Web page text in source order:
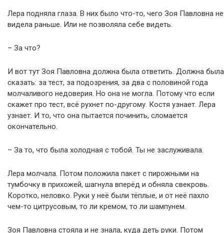
Лера подняла глаза. В них было что-то, чего Зоя Павловна не
видела раньше. Или не позволяла себе видеть.
– За что?
И вот тут Зоя Павловна должна была ответить. Должна была
сказать: за тест, за подозрения, за два с половиной года
молчаливого недоверия. Но она не могла. Потому что если
скажет про тест, всё рухнет по-другому. Костя узнает. Лера
узнает. И то, что она пытается починить, сломается
окончательно.
– За то, что была холодная с тобой. Ты не заслуживала.
Лера молчала. Потом положила пакет с пирожными на
тумбочку в прихожей, шагнула вперёд и обняла свекровь.
Коротко, неловко. Руки у неё были тёплые, и от неё пахло
чем-то цитрусовым, то ли кремом, то ли шампунем.
Зоя Павловна стояла и не знала, куда деть руки. Потом